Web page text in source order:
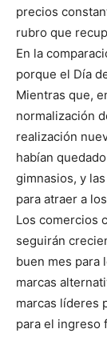
precios
rubro que
En la
porque el Día
Mientras que,
normalización
realización
habían
gimnasios, y
para atraer a
Los comercios
seguirán
buen mes para
marcas
marcas líderes
para el ingreso